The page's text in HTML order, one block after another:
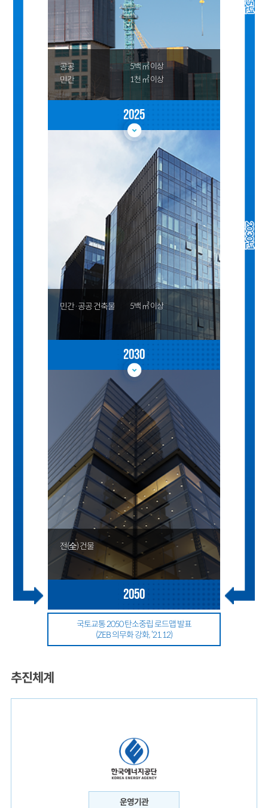
공공 5백 ㎡ 이상
민간 1천 ㎡ 이상
2025
민간·공공 건축물 5백 ㎡ 이상
2030
전(全) 건물
2050
국토교통 2050 탄소중립 로드맵 발표
(ZEB 의무화 강화, ‘21.12)
추진체계
운영기관